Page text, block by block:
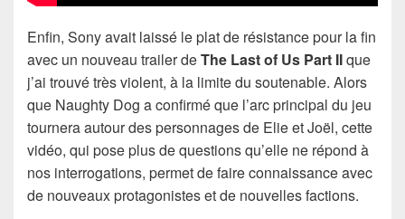
Enfin, Sony avait laissé le plat de résistance pour la fin
avec un nouveau trailer deThe Last of Us Part IIque
j’ai trouvé très violent, à la limite du soutenable. Alors
que Naughty Dog a confirmé que l’arc principal du jeu
tournera autour des personnages de Elie et Joël, cette
vidéo, qui pose plus de questions qu’elle ne répond à
nos interrogations, permet de faire connaissance avec
de nouveaux protagonistes et de nouvelles factions.